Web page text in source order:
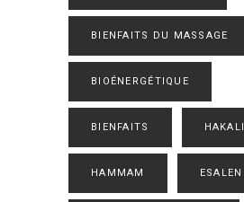
BIENFAITS DU MASSAGE
BIOÉNERGÉTIQUE
BIENFAITS HAKALI
HAMMAM ESALEN